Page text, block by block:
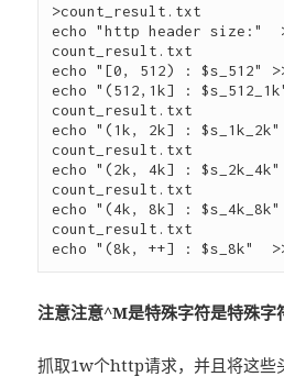
>count_result.txt
echo "http header size:"
count_result.txt
echo "[0, 512) : $s_512"
echo "(512,1k] :
count_result.txt
echo "(1k, 2k] :
count_result.txt
echo "(2k, 4k] :
count_result.txt
echo "(4k, 8k] :
count_result.txt
注意注意^M是特殊字符是特殊字
抓取1w个http请求，并且将这些